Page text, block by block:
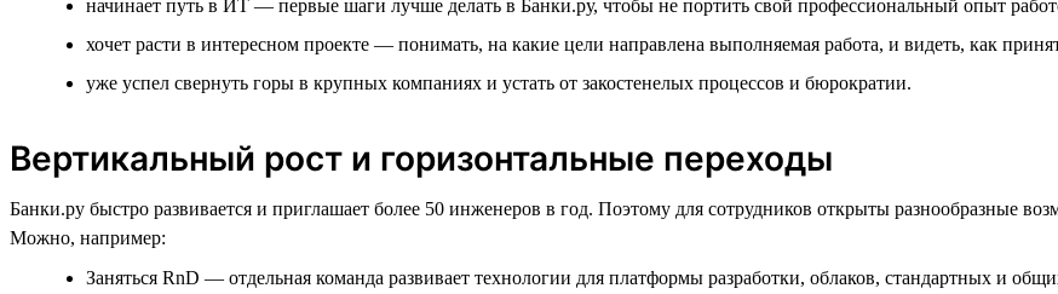
начинает путь в ИТ — первые шаги лучше делать в Банки.ру, чтобы не портить свой профессиональный опыт
хочет расти в интересном проекте — понимать, на какие цели направлена выполняемая работа, и видеть, как
уже успел свернуть горы в крупных компаниях и устать от закостенелых процессов и бюрократии.
Вертикальный рост и горизонтальные переходы
Банки.ру быстро развивается и приглашает более 50 инженеров в год. Поэтому для сотрудников открыты разнообразные
Можно, например:
Заняться RnD — отдельная команда развивает технологии для платформы разработки, облаков, стандартных и